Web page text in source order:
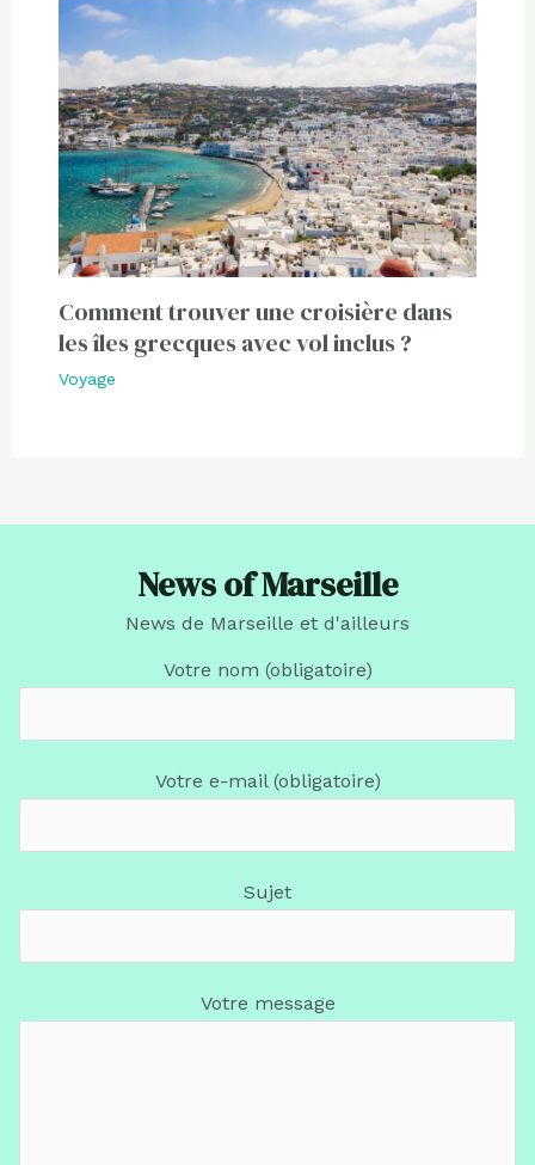
Comment trouver une croisière dans
les îles grecques avec vol inclus ?
Voyage
News of Marseille
News de Marseille et d'ailleurs
Votre nom (obligatoire)
Votre e-mail (obligatoire)
Sujet
Votre message